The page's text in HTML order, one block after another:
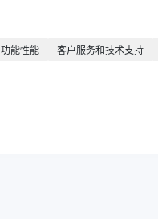
功能性能 客户服务和技术支持